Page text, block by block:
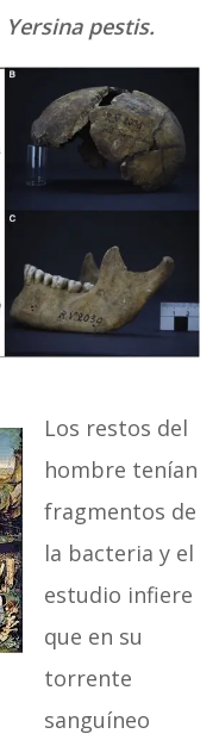
Yersina pestis.
Los restos del
hombre tenían
fragmentos de
la bacteria y el
estudio infiere
que en su
torrente
sanguíneo